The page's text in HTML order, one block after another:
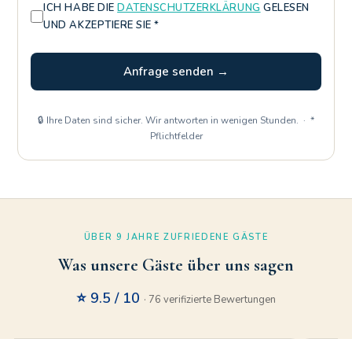
ICH HABE DIEDATENSCHUTZERKLÄRUNG GELESEN
UND AKZEPTIERE SIE *
Anfrage senden →
🔒 Ihre Daten sind sicher. Wir antworten in wenigen Stunden. · *
Pflichtfelder
ÜBER 9 JAHRE ZUFRIEDENE GÄSTE
Was unsere Gäste über uns sagen
⭐ 9.5 / 10 · 76 verifizierte Bewertungen